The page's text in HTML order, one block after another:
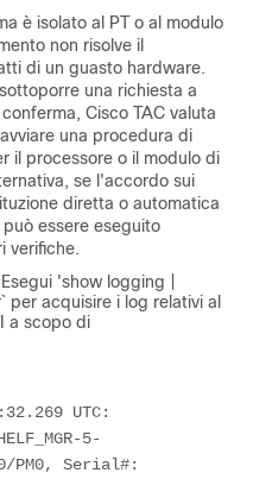
è isolato al PT o al modulo
non risolve il
di un guasto hardware.
una richiesta a
Cisco TAC valuta
una procedura di
il processore o il modulo di
se l'accordo sui
diretta o automatica
essere eseguito
verifiche.
'show logging |
per acquisire i log relativi al
a scopo di
UTC:
5-
0/PM0, Serial#: